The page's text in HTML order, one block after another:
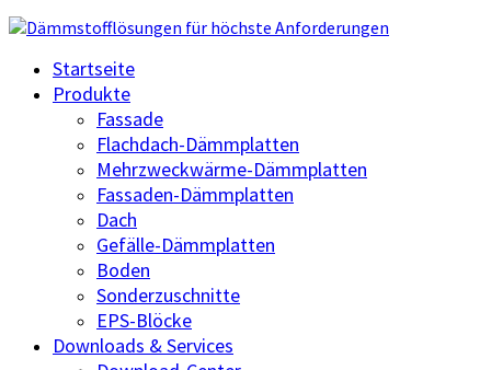
Startseite
Produkte
Fassade
Flachdach-Dämmplatten
Mehrzweckwärme-Dämmplatten
Fassaden-Dämmplatten
Dach
Gefälle-Dämmplatten
Boden
Sonderzuschnitte
EPS-Blöcke
Downloads & Services